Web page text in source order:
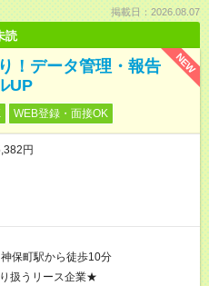
掲載日：2026.08.07
読
NEW
！データ管理・報告
UP
WEB登録・面接OK
円
神保町駅から徒歩10分
扱うリース企業★